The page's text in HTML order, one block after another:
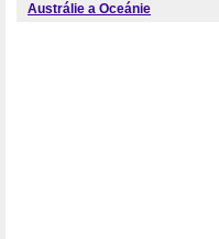
Austrálie a Oceánie